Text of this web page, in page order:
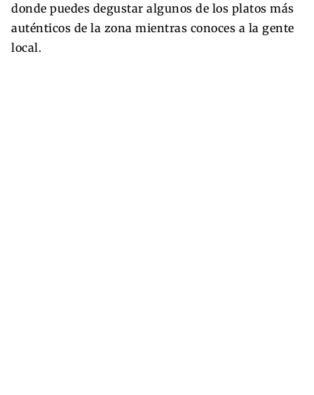
donde puedes degustar algunos de los platos más
auténticos de la zona mientras conoces a la gente
local.